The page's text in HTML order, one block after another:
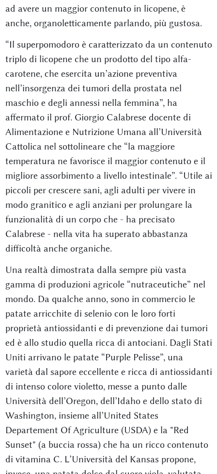
ad avere un maggior contenuto in licopene, è
anche, organoletticamente parlando, più gustosa.
“Il superpomodoro è caratterizzato da un contenuto
triplo di licopene che un prodotto del tipo alfa-
carotene, che esercita un’azione preventiva
nell’insorgenza dei tumori della prostata nel
maschio e degli annessi nella femmina”, ha
affermato il prof. Giorgio Calabrese docente di
Alimentazione e Nutrizione Umana all’Università
Cattolica nel sottolineare che “la maggiore
temperatura ne favorisce il maggior contenuto e il
migliore assorbimento a livello intestinale”. “Utile ai
piccoli per crescere sani, agli adulti per vivere in
modo granitico e agli anziani per prolungare la
funzionalità di un corpo che - ha precisato
Calabrese - nella vita ha superato abbastanza
difficoltà anche organiche.
Una realtà dimostrata dalla sempre più vasta
gamma di produzioni agricole “nutraceutiche” nel
mondo. Da qualche anno, sono in commercio le
patate arricchite di selenio con le loro forti
proprietà antiossidanti e di prevenzione dai tumori
ed è allo studio quella ricca di antociani. Dagli Stati
Uniti arrivano le patate “Purple Pelisse”, una
varietà dal sapore eccellente e ricca di antiossidanti
di intenso colore violetto, messe a punto dalle
Università dell’Oregon, dell’Idaho e dello stato di
Washington, insieme all’United States
Departement Of Agriculture (USDA) e la "Red
Sunset" (a buccia rossa) che ha un ricco contenuto
di vitamina C. L’Università del Kansas propone,